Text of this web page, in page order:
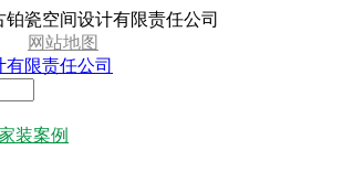
瓷空间设计有限责任公司
网站地图
装案例